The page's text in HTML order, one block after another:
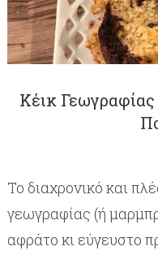
Κέικ
Το διαχρονικό και
γεωγραφίας (ή
αφράτο κι εύγευστο